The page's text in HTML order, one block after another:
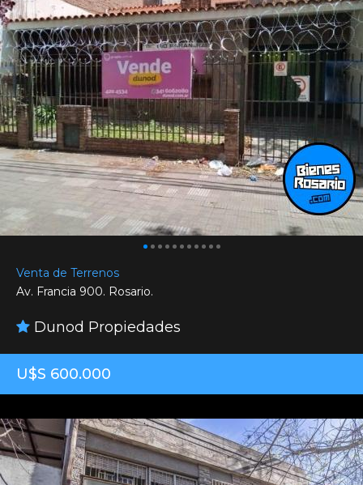
Venta de Terrenos
Av. Francia 900. Rosario.
Dunod Propiedades
U$S 600.000